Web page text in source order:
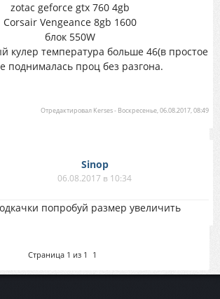
zotac geforce gtx 760 4gb
Corsair Vengeance 8gb 1600
блок 550W
кулер температура больше 46(в простое
поднималась проц без разгона.
Отредактировал Kerses- Воскресенье, 06.08.2017, 08:49
Sinop
06.08.2017 в 10:34
попробуй размер увеличить
Страница 1 из 1 1